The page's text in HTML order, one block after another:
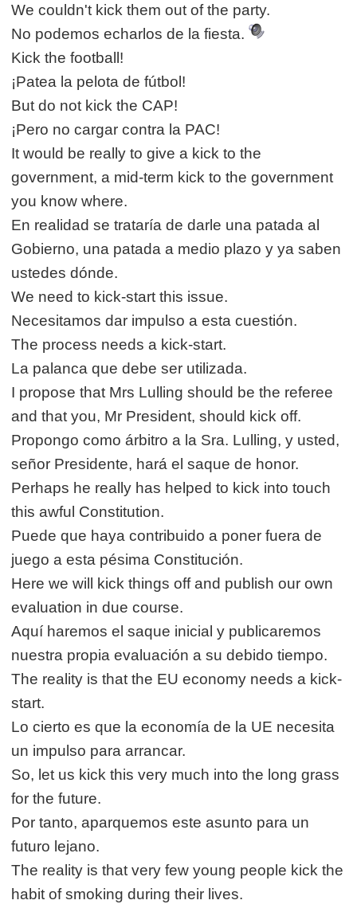
We couldn't kick them out of the party.
No podemos echarlos de la fiesta.
Kick the football!
¡Patea la pelota de fútbol!
But do not kick the CAP!
¡Pero no cargar contra la PAC!
It would be really to give a kick to the
government, a mid-term kick to the government
you know where.
En realidad se trataría de darle una patada al
Gobierno, una patada a medio plazo y ya saben
ustedes dónde.
We need to kick-start this issue.
Necesitamos dar impulso a esta cuestión.
The process needs a kick-start.
La palanca que debe ser utilizada.
I propose that Mrs Lulling should be the referee
and that you, Mr President, should kick off.
Propongo como árbitro a la Sra. Lulling, y usted,
señor Presidente, hará el saque de honor.
Perhaps he really has helped to kick into touch
this awful Constitution.
Puede que haya contribuido a poner fuera de
juego a esta pésima Constitución.
Here we will kick things off and publish our own
evaluation in due course.
Aquí haremos el saque inicial y publicaremos
nuestra propia evaluación a su debido tiempo.
The reality is that the EU economy needs a kick-
start.
Lo cierto es que la economía de la UE necesita
un impulso para arrancar.
So, let us kick this very much into the long grass
for the future.
Por tanto, aparquemos este asunto para un
futuro lejano.
The reality is that very few young people kick the
habit of smoking during their lives.